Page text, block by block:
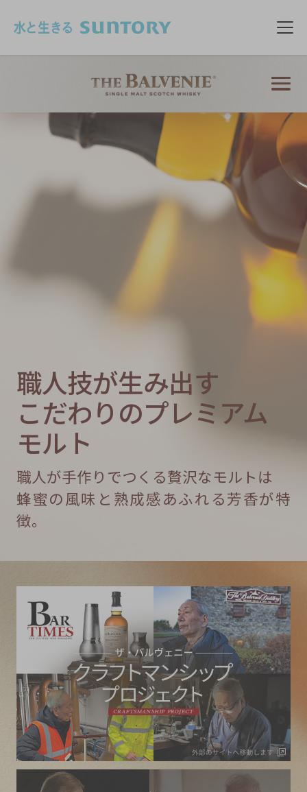
メ
PRODUCTS
製品情報
FIVE RARE CRAFTS
類い稀なる5つの職人技
OUR CRAFTSMEN
職人技が生み出す
こだわりのプレミアム
モルト
職人が手作りでつくる贅沢なモルトは
蜂蜜の風味と熟成感あふれる芳香が特
徴。